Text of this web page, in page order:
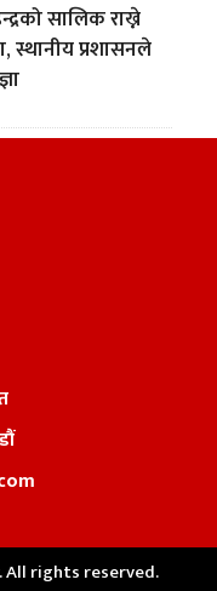
सालिक राख्ने
स्थानीय प्रशासनले
All rights reserved.